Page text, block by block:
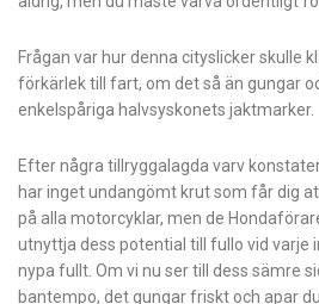
Frågan var hur denna cityslicker skulle
förkärlek till fart, om det så än gungar
enkelspåriga halvsyskonets jaktmarker.
Efter några tillryggalagda varv
har inget undangömt krut som får dig
på alla motorcyklar, men de
utnyttja dess potential till fullo vid varje
nypa fullt. Om vi nu ser till dess sämre
bantempo, det gungar friskt och apar